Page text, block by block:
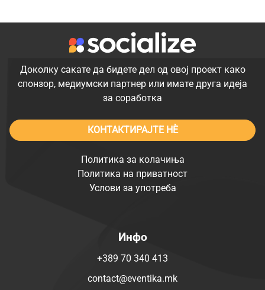
Доколку сакате да бидете дел од овој проект како
спонзор, медиумски партнер или имате друга идеја
за соработка
КОНТАКТИРАЈТЕ НÈ
Политика за колачиња
Политика на приватност
Услови за употреба
Инфо
+389 70 340 413
contact@eventika.mk